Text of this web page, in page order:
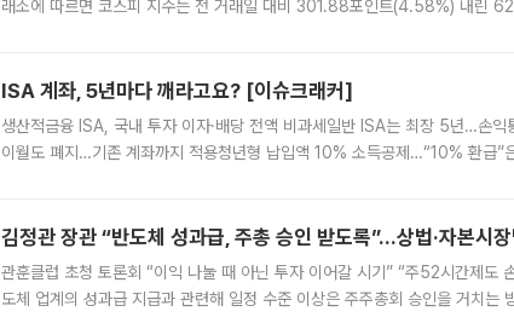
래소에 따르면 코스피 지수는 전 거래일 대비 301.88포인트(4.58%) 내린
ISA 계좌, 5년마다 깨라고요? [이슈크래커]
생산적금융 ISA, 국내 투자 이자·배당 전액 비과세일반 ISA는 최장 5년…손익
이월도 폐지…기존 계좌까지 적용청년형 납입액 10% 소득공제…“10% 환급”
김정관 장관 “반도체 성과급, 주총 승인 받도록”…상법·자본시
관훈클럽 초청 토론회 “이익 나눌 때 아닌 투자 이어갈 시기” “주52시간제도
도체 업계의 성과급 지급과 관련해 일정 수준 이상은 주주총회 승인을 거치는